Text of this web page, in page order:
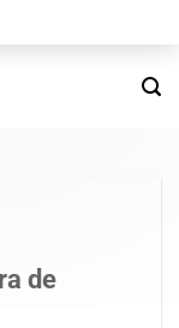
de